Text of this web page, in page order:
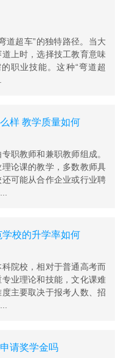
人，其中高级教师89
范大学研究生一人。其
干教师1名，市级教坛新
开设了旅游服务与酒店
育、车辆工程、会计、
建3D教室一间支持3D
4个，生物实验室2个;
;拥有大型多功能阶梯教
室，两个室内舞蹈房;建
排球场及其它运动场
;1986年，为了适应地
级职业中学;1994年被评
被评为“安徽省重点职业
国家重点职业高中，200
级职教中心，2012年4
资源和社会保障部等列
设学校中排名第一。20
道超车”的独特路径。当大
上时，选择技工教育意味
职业技能。这种“弯道超
样 教学质量如何
职教师和兼职教师组成。
论课的教学，多数教师具
可能从合作企业或行业聘
校的升学率如何
院校，相对于普通高考而
业理论和技能，文化课难
主要取决于报考人数、招
请奖学金吗